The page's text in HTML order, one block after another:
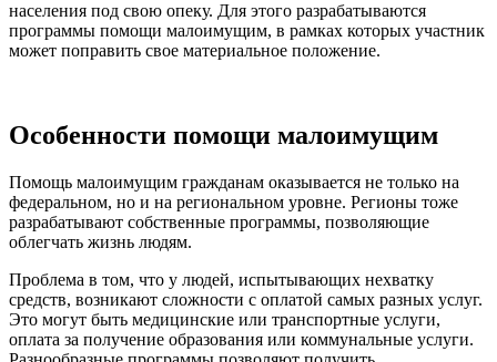
населения под свою опеку. Для этого разрабатываются
программы помощи малоимущим, в рамках которых участник
может поправить свое материальное положение.
Особенности помощи малоимущим
Помощь малоимущим гражданам оказывается не только на
федеральном, но и на региональном уровне. Регионы тоже
разрабатывают собственные программы, позволяющие
облегчать жизнь людям.
Проблема в том, что у людей, испытывающих нехватку
средств, возникают сложности с оплатой самых разных услуг.
Это могут быть медицинские или транспортные услуги,
оплата за получение образования или коммунальные услуги.